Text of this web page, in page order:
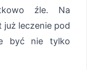
źle. Na
już leczenie pod
być nie tylko